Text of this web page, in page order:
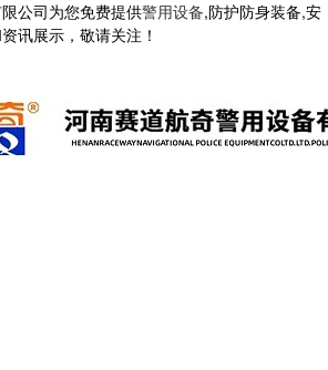
公司为您免费提供警用设备,防护防身装备,安
讯展示，敬请关注！